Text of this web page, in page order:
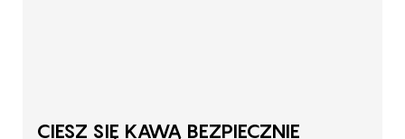
CIESZ SIĘ KAWĄ BEZPIECZNIE